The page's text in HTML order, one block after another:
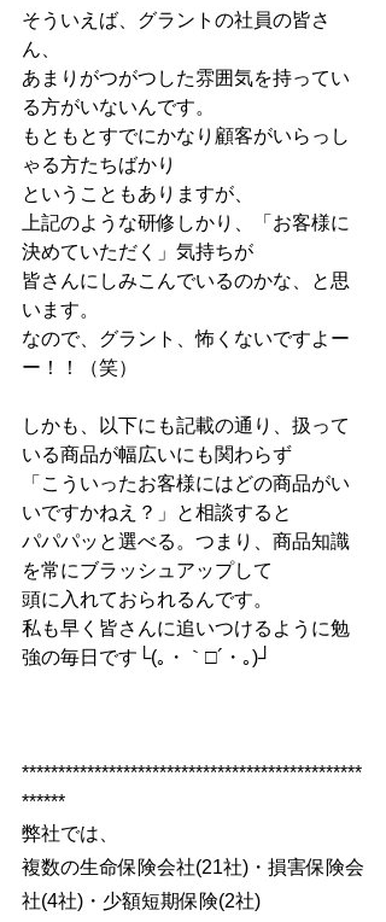
そういえば、グラントの社員の皆さ
ん、
あまりがつがつした雰囲気を持ってい
る方がいないんです。
もともとすでにかなり顧客がいらっし
ゃる方たちばかり
ということもありますが、
上記のような研修しかり、「お客様に
決めていただく」気持ちが
皆さんにしみこんでいるのかな、と思
います。
なので、グラント、怖くないですよー
ー！！（笑）
しかも、以下にも記載の通り、扱って
いる商品が幅広いにも関わらず
「こういったお客様にはどの商品がい
いですかねえ？」と相談すると
パパパッと選べる。つまり、商品知識
を常にブラッシュアップして
頭に入れておられるんです。
私も早く皆さんに追いつけるように勉
強の毎日です└(｡・｀□´・｡)┘
***********************************************
******
弊社では、
複数の生命保険会社(21社)・損害保険会
社(4社)・少額短期保険(2社)